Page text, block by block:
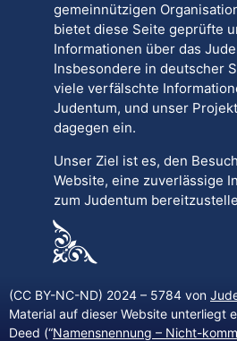
gemeinnützigen
bietet diese Seite geprüfte
Informationen über das
Insbesondere in deutscher
viele verfälschte
Judentum, und unser
dagegen ein.
Unser Ziel ist es, den
Website, eine zuverlässige
zum Judentum
(CC BY-NC-ND) 2024 – 5784 von
Material auf dieser Website unterliegt
Deed (“Namensnennung – Nicht-